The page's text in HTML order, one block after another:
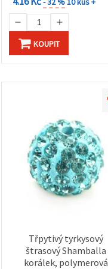
KOUPIT
Třpytivý tyrkysový
štrasový Shamballa
korálek, polymerová